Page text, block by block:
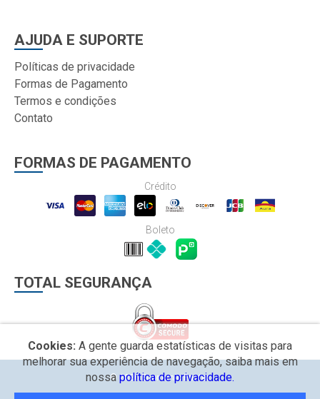
AJUDA E SUPORTE
Políticas de privacidade
Formas de Pagamento
Termos e condições
Contato
FORMAS DE PAGAMENTO
Crédito
Boleto
TOTAL SEGURANÇA
Cookies: A gente guarda estatísticas de visitas para
melhorar sua experiência de navegação, saiba mais em
nossa política de privacidade.
© 2026 Economic Printer.